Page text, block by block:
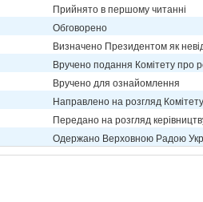
Прийнято в першому читанні
Обговорено
Визначено Президентом як
Вручено подання Комітету про
Вручено для ознайомлення
Направлено на розгляд Комітету
Передано на розгляд
Одержано Верховною Радою